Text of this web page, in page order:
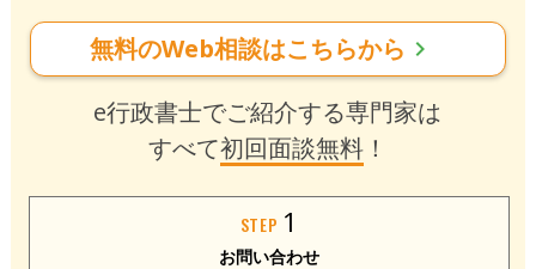
無料のWeb相談はこちらから chevron_right
e行政書士でご紹介する専門家は
すべて初回面談無料！
STEP 1
お問い合わせ